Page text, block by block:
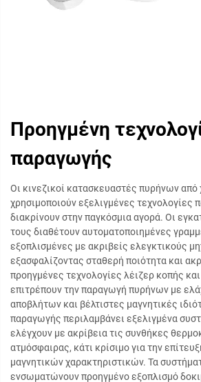
Προηγμένη
παραγωγής
Οι κινεζικοί κατασκευαστές πυρήνων από
χρησιμοποιούν εξελιγμένες τεχνολογίες
διακρίνουν στην παγκόσμια αγορά. Οι
τους διαθέτουν αυτοματοποιημένες
εξοπλισμένες με ακριβείς ελεγκτικούς
εξασφαλίζοντας σταθερή ποιότητα και
προηγμένες τεχνολογίες λέιζερ κοπής
επιτρέπουν την παραγωγή πυρήνων με
αποβλήτων και βέλτιστες μαγνητικές
παραγωγής περιλαμβάνει εξελιγμένα
ελέγχουν με ακρίβεια τις συνθήκες
ατμόσφαιρας, κάτι κρίσιμο για την
μαγνητικών χαρακτηριστικών. Τα
ενσωματώνουν προηγμένο εξοπλισμό